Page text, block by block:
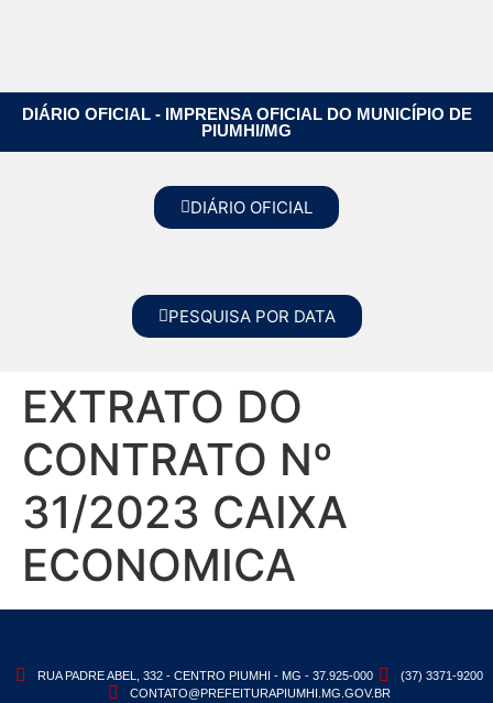
DIÁRIO OFICIAL - IMPRENSA OFICIAL DO MUNICÍPIO DE
PIUMHI/MG
DIÁRIO OFICIAL
PESQUISA POR DATA
EXTRATO DO
CONTRATO Nº
31/2023 CAIXA
ECONOMICA
RUA PADRE ABEL, 332 - CENTRO PIUMHI - MG - 37.925-000
(37) 3371-9200
CONTATO@PREFEITURAPIUMHI.MG.GOV.BR